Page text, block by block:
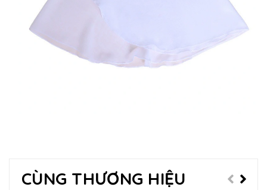
CÙNG THƯƠNG HIỆU